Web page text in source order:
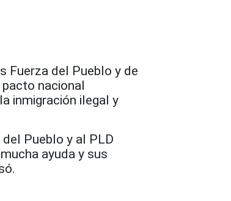
Fuerza del Pueblo y de
nacional
inmigración ilegal y
Pueblo y al PLD
ayuda y sus